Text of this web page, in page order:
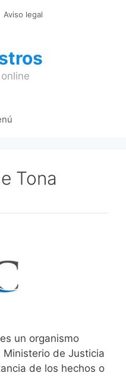
Aviso legal
Tona
es un organismo
de Justicia
de los hechos o